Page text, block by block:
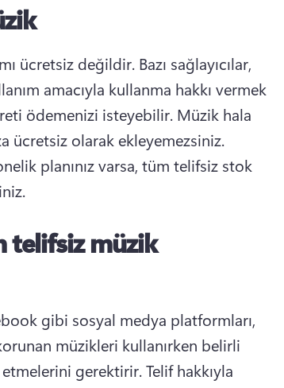
ücretsiz değildir. Bazı sağlayıcılar,
amacıyla kullanma hakkı vermek
ödemenizi isteyebilir. Müzik hala
planınız varsa, tüm telifsiz stok
telifsiz müzik
gibi sosyal medya platformları,
müzikleri kullanırken belirli
in a new tab) gerektirir. Telif hakkıyla